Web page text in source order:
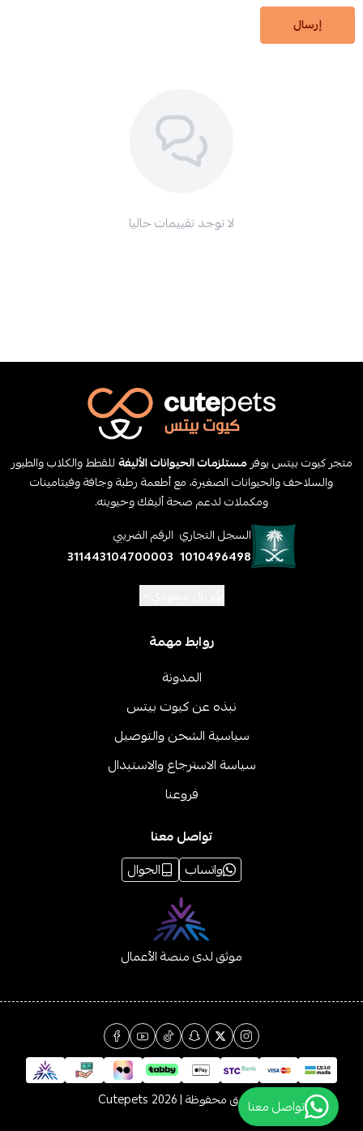
إرسال
لا توجد تقييمات حاليا
متجر كيوت بيتس يوفر مستلزمات الحيوانات الأليفةللقطط والكلاب والطيور
والسلاحف والحيوانات الصغيرة، مع أطعمة رطبة وجافة وفيتامينات
ومكملات لدعم صحة أليفك وحيويته.
السجل التجاري
1010496498
الرقم الضريبي
311443104700003
روابط مهمة
المدونة
نبذه عن كيوت بيتس
سياسية الشحن والتوصيل
سياسة الاسترجاع والاستبدال
فروعنا
تواصل معنا
واتساب
الجوال
موثق لدى منصة الأعمال
الحقوق محفوظة | 2026 Cutepets تواصل معنا